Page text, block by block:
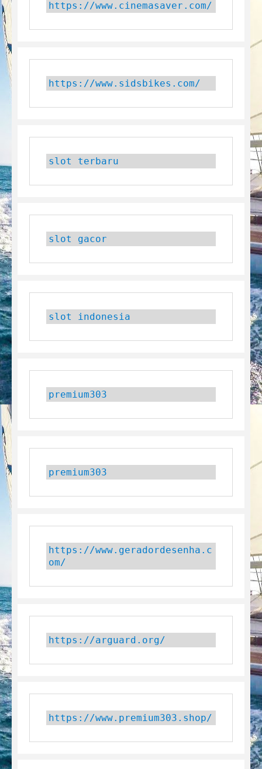
https://www.cinemasaver.com/
https://www.sidsbikes.com/
slot terbaru
slot gacor
slot indonesia
premium303
premium303
https://www.geradordesenha.c
om/
https://arguard.org/
https://www.premium303.shop/